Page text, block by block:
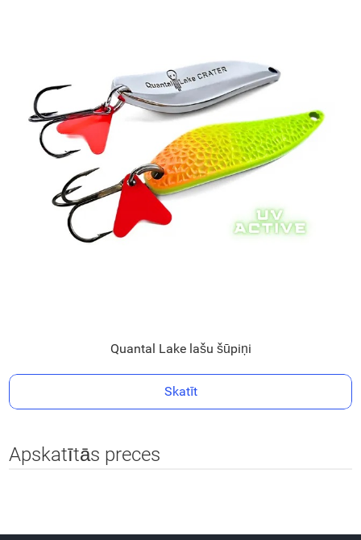
Quantal Lake lašu šūpiņi
Skatīt
Apskatītās preces